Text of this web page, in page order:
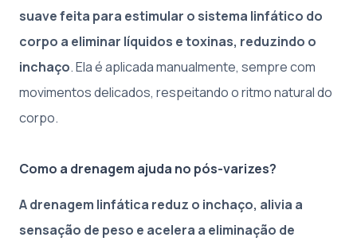
suave feita para estimular o sistema linfático do
corpo a eliminar líquidos e toxinas, reduzindo o
inchaço. Ela é aplicada manualmente, sempre com
movimentos delicados, respeitando o ritmo natural do
corpo.
Como a drenagem ajuda no pós-varizes?
A drenagem linfática reduz o inchaço, alivia a
sensação de peso e acelera a eliminação de